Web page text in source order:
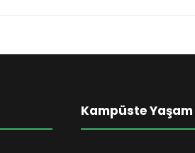
Kampüste Yaşam